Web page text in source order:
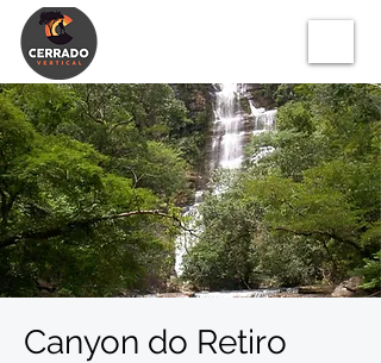
Canyon do Retiro